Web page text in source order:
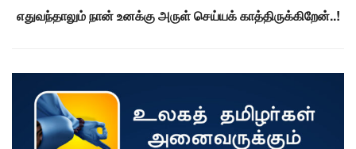
எதுவந்தாலும் நான் உனக்கு அருள் செய்யக் காத்திருக்கிறேன்..!